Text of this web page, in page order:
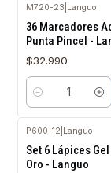
M720-23 Languo
36 Marcadores
Punta Pincel -
$32.990
Cantidad
P600-12 Languo
Set 6 Lápices
Oro - Languo